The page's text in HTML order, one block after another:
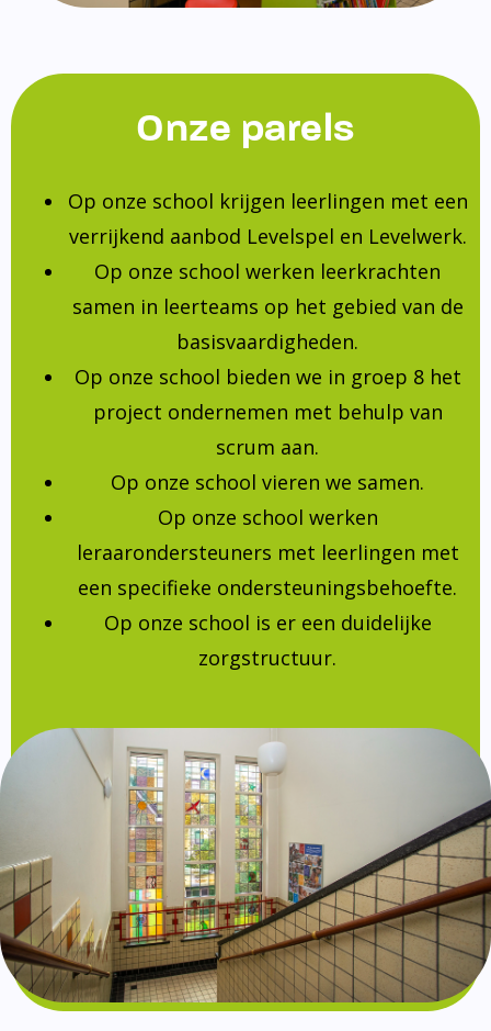
Onze parels
Op onze school krijgen leerlingen met een
verrijkend aanbod Levelspel en Levelwerk.
Op onze school werken leerkrachten
samen in leerteams op het gebied van de
basisvaardigheden.
Op onze school bieden we in groep 8 het
project ondernemen met behulp van
scrum aan.
Op onze school vieren we samen.
Op onze school werken
leraarondersteuners met leerlingen met
een specifieke ondersteuningsbehoefte.
Op onze school is er een duidelijke
zorgstructuur.